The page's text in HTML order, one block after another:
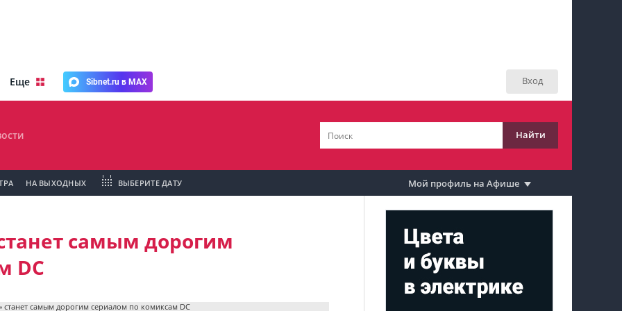
Еще Sibnet.ru в MAX Вход
Найти
Мои тусовки
Мои места
Перечитать
НА ВЫХОДНЫХ ВЫБЕРИТЕ ДАТУ Мой профиль на Афише
самым дорогим
DC